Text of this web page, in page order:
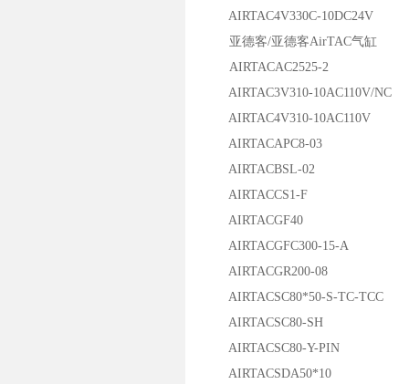
AIRTAC4V330C-10DC24V
亚德客/亚德客AirTAC气缸
AIRTACAC2525-2
AIRTAC3V310-10AC110V/NC
AIRTAC4V310-10AC110V
AIRTACAPC8-03
AIRTACBSL-02
AIRTACCS1-F
AIRTACGF40
AIRTACGFC300-15-A
AIRTACGR200-08
AIRTACSC80*50-S-TC-TCC
AIRTACSC80-SH
AIRTACSC80-Y-PIN
AIRTACSDA50*10